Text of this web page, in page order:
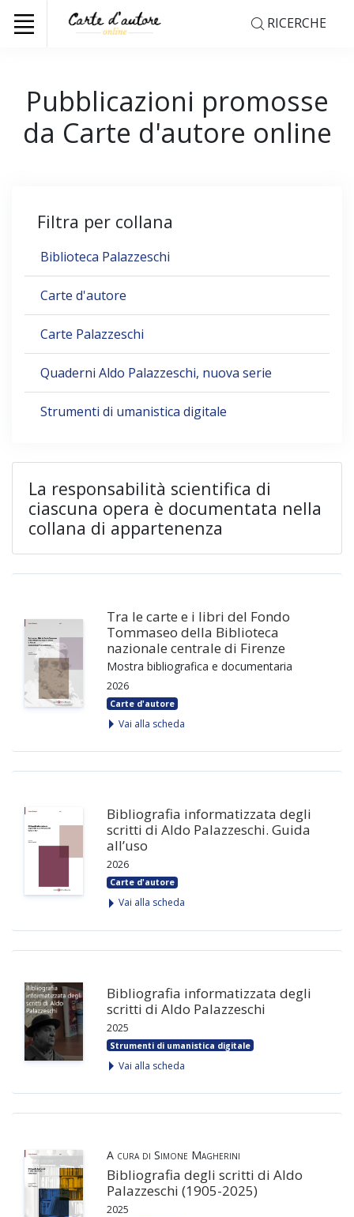
RICERCHE
Pubblicazioni promosse
da Carte d'autore online
Filtra per collana
Biblioteca Palazzeschi
Carte d'autore
Carte Palazzeschi
Quaderni Aldo Palazzeschi, nuova serie
Strumenti di umanistica digitale
La responsabilità scientifica di
ciascuna opera è documentata nella
collana di appartenenza
Tra le carte e i libri del Fondo
Tommaseo della Biblioteca
nazionale centrale di Firenze
Mostra bibliografica e documentaria
2026
Carte d'autore
Vai alla scheda
Bibliografia informatizzata degli
scritti di Aldo Palazzeschi. Guida
all’uso
2026
Carte d'autore
Vai alla scheda
Bibliografia informatizzata degli
scritti di Aldo Palazzeschi
2025
Strumenti di umanistica digitale
Vai alla scheda
A cura di Simone Magherini
Bibliografia degli scritti di Aldo
Palazzeschi (1905-2025)
2025